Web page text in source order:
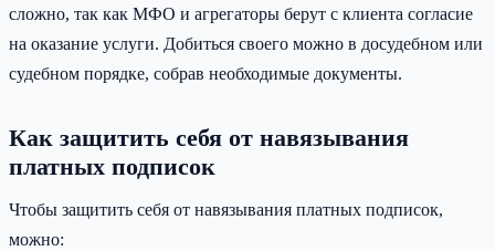
сложно, так как МФО и агрегаторы берут с клиента согласие
на оказание услуги. Добиться своего можно в досудебном или
судебном порядке, собрав необходимые документы.
Как защитить себя от навязывания
платных подписок
Чтобы защитить себя от навязывания платных подписок,
можно: